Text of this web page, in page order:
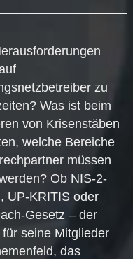
zu
Was ist beim
von Krisenstäben
welche Bereiche
müssen
Ob NIS-2-
UP-KRITIS oder
Gesetz – der
seine Mitglieder
das